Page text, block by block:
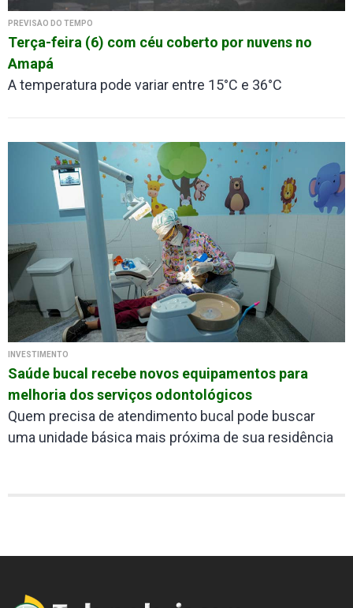
PREVISÃO DO TEMPO
Terça-feira (6) com céu coberto por nuvens no
Amapá
A temperatura pode variar entre 15°C e 36°C
INVESTIMENTO
Saúde bucal recebe novos equipamentos para
melhoria dos serviços odontológicos
Quem precisa de atendimento bucal pode buscar
uma unidade básica mais próxima de sua residência